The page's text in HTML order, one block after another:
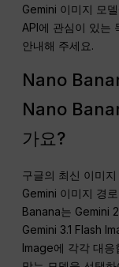
Gemini 이미지 모
API에 관심이 있는
안내해 주세요.
Nano
Nano
가요?
구글의 최신 이미
Gemini 이미지 경
Banana는 Gemini
Gemini 3.1 Flash
Image에 각각 대응